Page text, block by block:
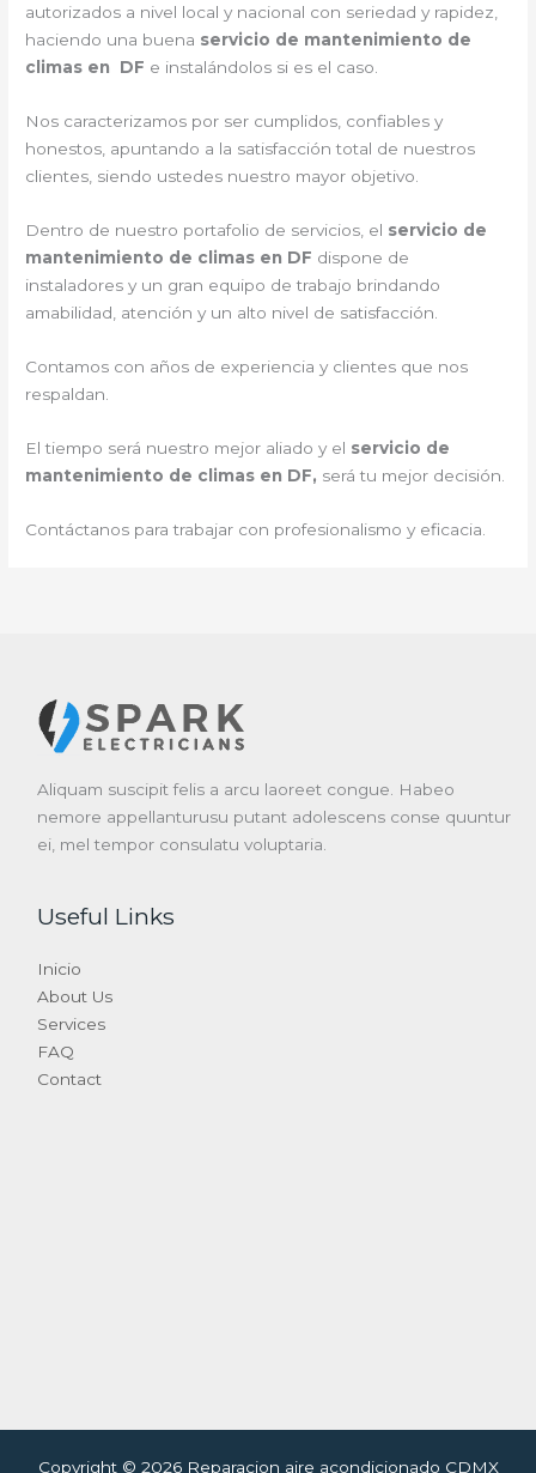
autorizados a nivel local y nacional con seriedad y rapidez,
haciendo una buena servicio de mantenimiento de
climas en DF e instalándolos si es el caso.
Nos caracterizamos por ser cumplidos, confiables y
honestos, apuntando a la satisfacción total de nuestros
clientes, siendo ustedes nuestro mayor objetivo.
Dentro de nuestro portafolio de servicios, el servicio de
mantenimiento de climas en DF dispone de
instaladores y un gran equipo de trabajo brindando
amabilidad, atención y un alto nivel de satisfacción.
Contamos con años de experiencia y clientes que nos
respaldan.
El tiempo será nuestro mejor aliado y el servicio de
mantenimiento de climas en DF, será tu mejor decisión.
Contáctanos para trabajar con profesionalismo y eficacia.
Aliquam suscipit felis a arcu laoreet congue. Habeo
nemore appellanturusu putant adolescens conse quuntur
ei, mel tempor consulatu voluptaria.
Useful Links
Inicio
About Us
Services
FAQ
Contact
Copyright © 2026 Reparacion aire acondicionado CDMX